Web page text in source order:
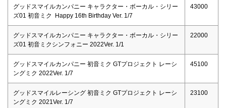
グッドスマイルカンパニー キャラクター・ボーカル・シリー
ズ01 初音ミク Happy 16th Birthday Ver. 1/7
43000
グッドスマイルカンパニー キャラクター・ボーカル・シリー
ズ01 初音ミクシンフォニー 2022Ver. 1/1
22000
グッドスマイルカンパニー 初音ミク GTプロジェクト レーシ
ングミク 2022Ver. 1/7
45100
グッドスマイルレーシング 初音ミク GTプロジェクト レーシ
ングミク 2021Ver. 1/7
23100